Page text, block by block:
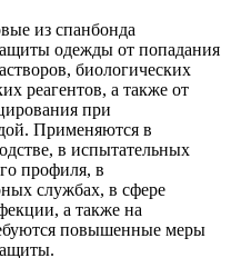
из спанбонда
одежды от попадания
биологических
реагентов, а также от
при
Применяются в
в испытательных
профиля, в
службах, в сфере
а также на
повышенные меры